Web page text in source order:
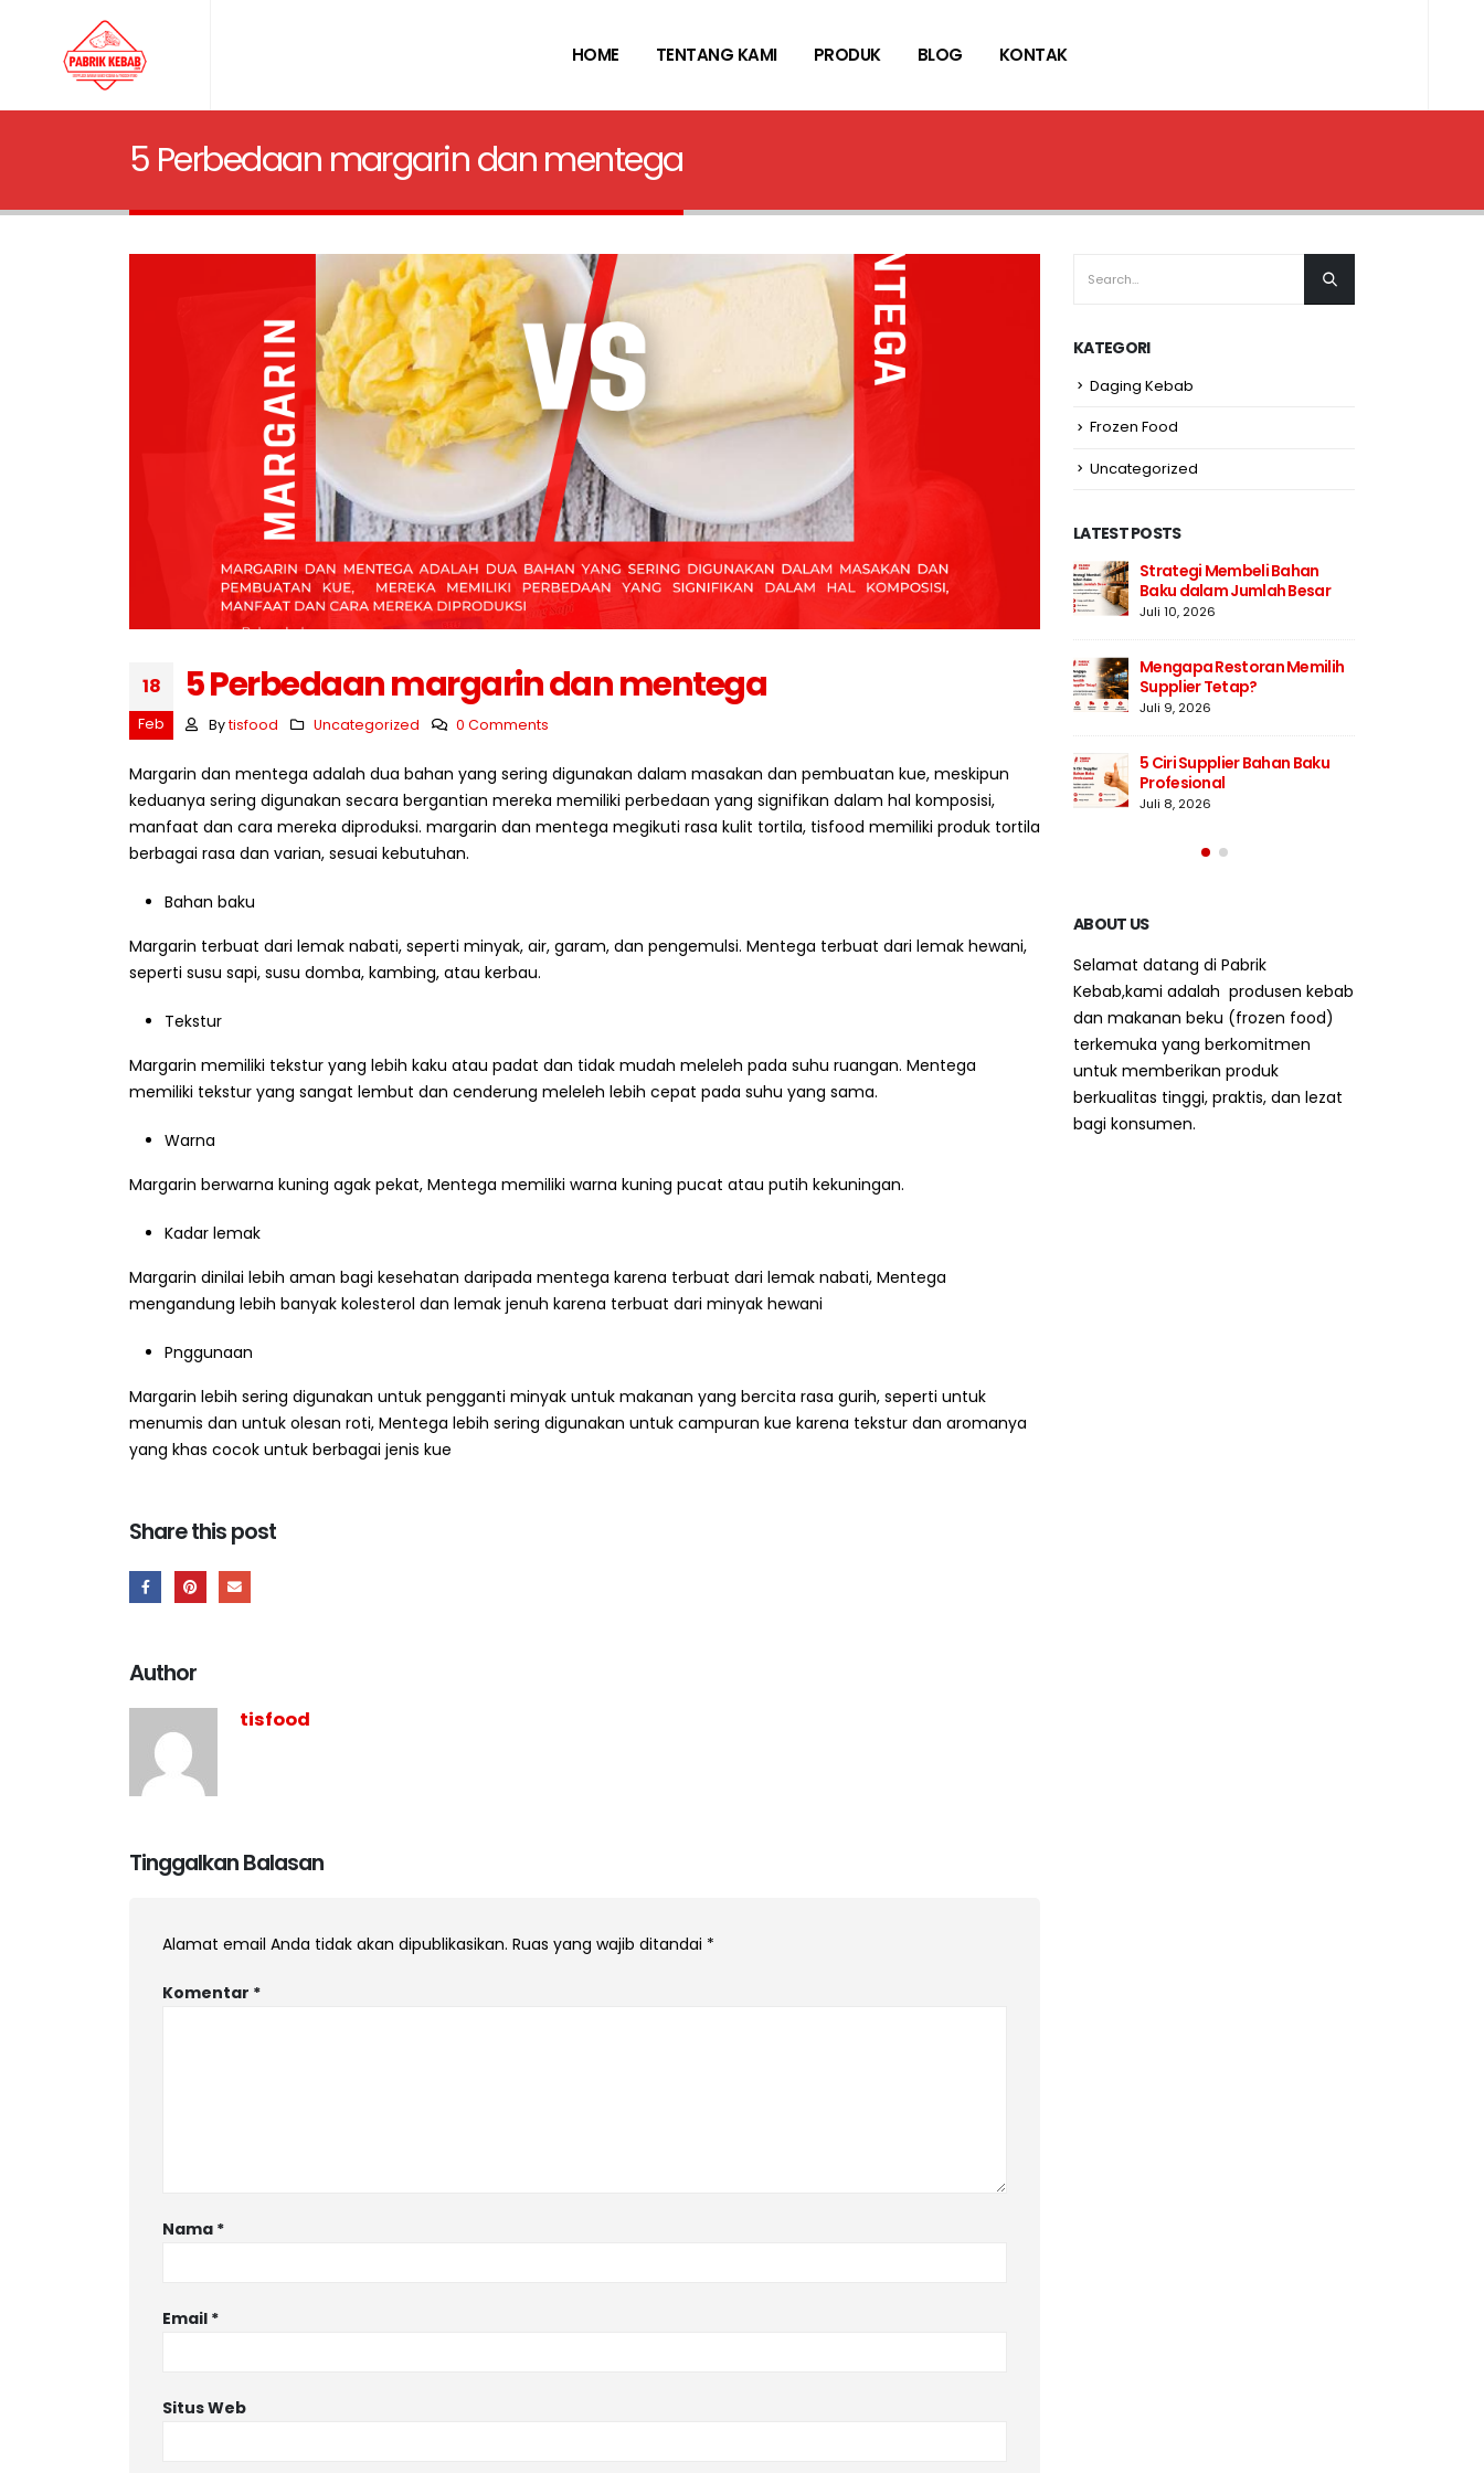
HOME TENTANG KAMI PRODUK BLOG KONTAK
5 Perbedaan margarin dan mentega
18
Feb
5 Perbedaan margarin dan mentega
By tisfood Uncategorized 0 Comments
Margarin dan mentega adalah dua bahan yang sering digunakan dalam masakan dan pembuatan kue, meskipun
keduanya sering digunakan secara bergantian mereka memiliki perbedaan yang signifikan dalam hal komposisi,
manfaat dan cara mereka diproduksi. margarin dan mentega megikuti rasa kulit tortila, tisfood memiliki produk tortila
berbagai rasa dan varian, sesuai kebutuhan.
Bahan baku
Margarin terbuat dari lemak nabati, seperti minyak, air, garam, dan pengemulsi. Mentega terbuat dari lemak hewani,
seperti susu sapi, susu domba, kambing, atau kerbau.
Tekstur
Margarin memiliki tekstur yang lebih kaku atau padat dan tidak mudah meleleh pada suhu ruangan. Mentega
memiliki tekstur yang sangat lembut dan cenderung meleleh lebih cepat pada suhu yang sama.
Warna
Margarin berwarna kuning agak pekat, Mentega memiliki warna kuning pucat atau putih kekuningan.
Kadar lemak
Margarin dinilai lebih aman bagi kesehatan daripada mentega karena terbuat dari lemak nabati, Mentega
mengandung lebih banyak kolesterol dan lemak jenuh karena terbuat dari minyak hewani
Pnggunaan
Margarin lebih sering digunakan untuk pengganti minyak untuk makanan yang bercita rasa gurih, seperti untuk
menumis dan untuk olesan roti, Mentega lebih sering digunakan untuk campuran kue karena tekstur dan aromanya
yang khas cocok untuk berbagai jenis kue
Share this post
Author
tisfood
Tinggalkan Balasan
Alamat email Anda tidak akan dipublikasikan. Ruas yang wajib ditandai *
Komentar *
Nama *
Email *
Situs Web
KATEGORI
Daging Kebab
Frozen Food
Uncategorized
LATEST POSTS
Strategi Membeli Bahan
Baku dalam Jumlah Besar
Juli 10, 2026
Mengapa Restoran Memilih
Supplier Tetap?
5 Ciri Supplier Bahan Baku
Profesional
Juli 8, 2026
Cara Menyimpan Bahan
Baku Frozen Agar Tetap
Berkualitas
Juli 7, 2026
Standar Bahan Baku
Kuliner
Cara Memulai Bisnis Kebab
dengan Supplier yang Tepat
Strategi Membeli Bahan
Baku dalam Jumlah Besar
5 Ciri Supplier Bahan Baku
Profesional
Juli 8, 2026
Cara Menyimpan Bahan
Baku Frozen Agar Tetap
Berkualitas
Standar Bahan Baku
Berkualitas untuk Bisnis
Cara Memulai Bisnis Kebab
Juli 5, 2026
ABOUT US
Selamat datang di Pabrik
Kebab,kami adalah produsen kebab
dan makanan beku (frozen food)
terkemuka yang berkomitmen
untuk memberikan produk
berkualitas tinggi, praktis, dan lezat